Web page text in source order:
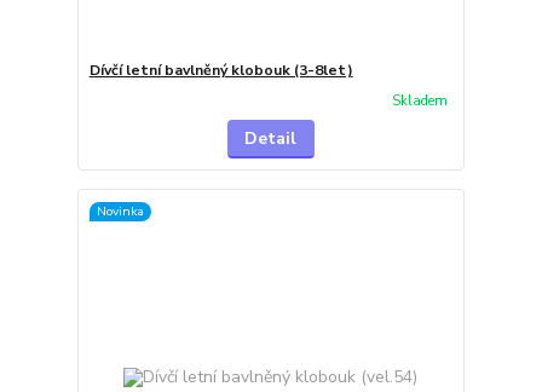
Dívčí letní bavlněný klobouk (3-8let)
Skladem
Detail
Novinka